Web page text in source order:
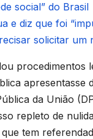
social” do Brasil
e diz que foi
solicitar um
procedimentos
apresentasse
da União
repleto de
tem